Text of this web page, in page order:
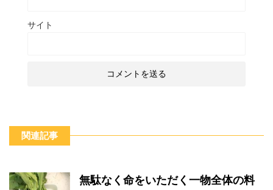
サイト
関連記事
無駄なく命をいただく一物全体の料